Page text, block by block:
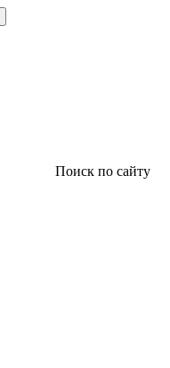
Поиск по сайту